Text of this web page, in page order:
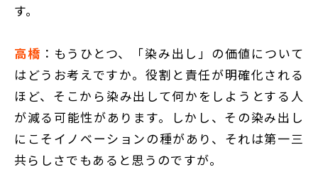
す。
高橋 ：もうひとつ、「染み出し」の価値について
はどうお考えですか。役割と責任が明確化される
ほど、そこから染み出して何かをしようとする人
が減る可能性があります。しかし、その染み出し
にこそイノベーションの種があり、それは第一三
共らしさでもあると思うのですが。